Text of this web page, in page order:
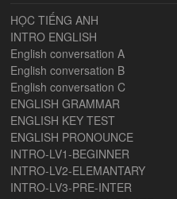
HỌC TIẾNG ANH
INTRO ENGLISH
English conversation A
English conversation B
English conversation C
ENGLISH GRAMMAR
ENGLISH KEY TEST
ENGLISH PRONOUNCE
INTRO-LV1-BEGINNER
INTRO-LV2-ELEMANTARY
INTRO-LV3-PRE-INTER